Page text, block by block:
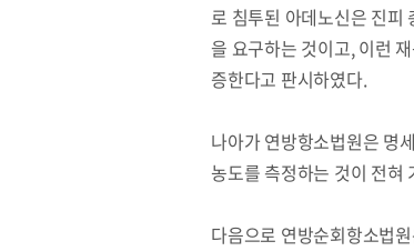
로 침투된 아데노신은 진
을 요구하는 것이고, 이런
증한다고 판시하였다.
나아가 연방항소법원은 명
농도를 측정하는 것이 전혀
다음으로 연방순회항소법